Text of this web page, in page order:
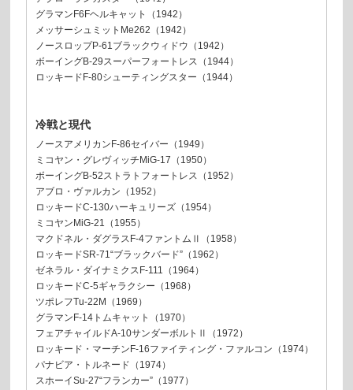
グラマンF6Fヘルキャット（1942）
メッサーシュミットMe262（1942）
ノースロップP-61ブラックウィドウ（1942）
ボーイングB-29スーパーフォートレス（1944）
ロッキードF-80シューティングスター（1944）
冷戦と現代
ノースアメリカンF-86セイバー（1949）
ミコヤン・グレヴィッチMiG-17（1950）
ボーイングB-52ストラトフォートレス（1952）
アブロ・ヴァルカン（1952）
ロッキードC-130ハーキュリーズ（1954）
ミコヤンMiG-21（1955）
マクドネル・ダグラスF-4ファントムⅡ（1958）
ロッキードSR-71“ブラックバード”（1962）
ゼネラル・ダイナミクスF-111（1964）
ロッキードC-5ギャラクシー（1968）
ツポレフTu-22M（1969）
グラマンF-14トムキャット（1970）
フェアチャイルドA-10サンダーボルトⅡ（1972）
ロッキード・マーチンF-16ファイティング・ファルコン（1974）
パナビア・トルネード（1974）
スホーイSu-27“フランカー”（1977）